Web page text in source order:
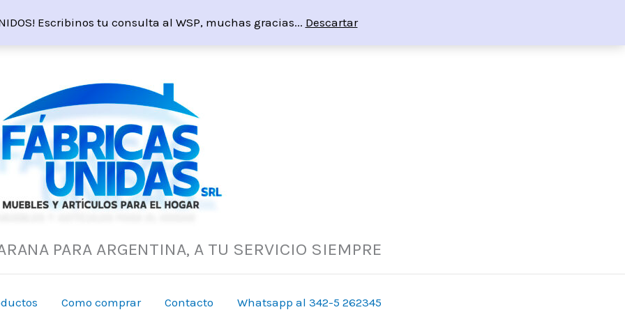
Escribinos tu consulta al WSP, muchas gracias... Descartar
PARA ARGENTINA, A TU SERVICIO SIEMPRE
Como comprar Contacto Whatsapp al 342-5 262345